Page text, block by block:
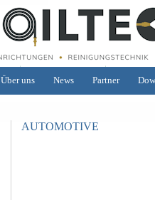
Über uns News Partner
AUTOMOTIVE